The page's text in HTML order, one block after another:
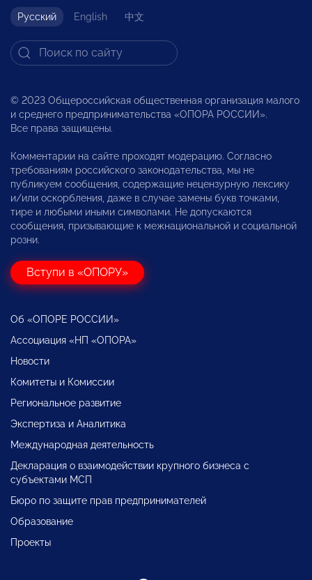
Русский English 中文
© 2023 Общероссийская общественная организация малого
и среднего предпринимательства «ОПОРА РОССИИ».
Все права защищены.
Комментарии на сайте проходят модерацию. Согласно
требованиям российского законодательства, мы не
публикуем сообщения, содержащие нецензурную лексику
и/или оскорбления, даже в случае замены букв точками,
тире и любыми иными символами. Не допускаются
сообщения, призывающие к межнациональной и социальной
розни.
Вступи в «ОПОРУ»
Об «ОПОРЕ РОССИИ»
Ассоциация «НП «ОПОРА»
Новости
Комитеты и Комиссии
Региональное развитие
Экспертиза и Аналитика
Международная деятельность
Декларация о взаимодействии крупного бизнеса с
субъектами МСП
Бюро по защите прав предпринимателей
Образование
Проекты